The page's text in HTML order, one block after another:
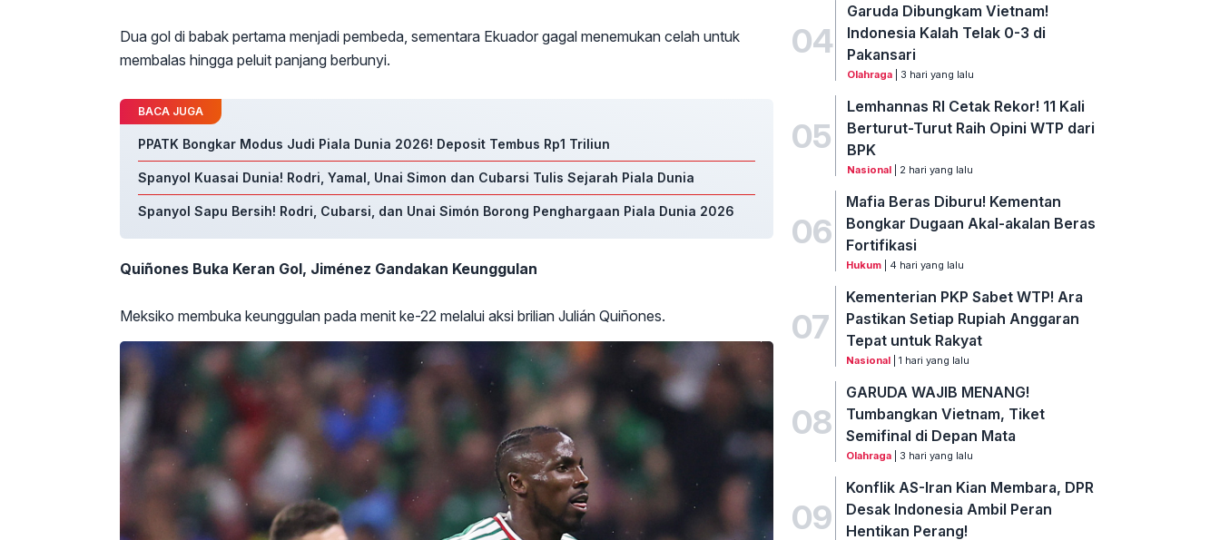
Dua gol di babak pertama menjadi pembeda, sementara Ekuador gagal menemukan celah untuk
membalas hingga peluit panjang berbunyi.
BACA JUGA
PPATK Bongkar Modus Judi Piala Dunia 2026! Deposit Tembus Rp1 Triliun
Spanyol Kuasai Dunia! Rodri, Yamal, Unai Simon dan Cubarsi Tulis Sejarah Piala Dunia
Spanyol Sapu Bersih! Rodri, Cubarsi, dan Unai Simón Borong Penghargaan Piala Dunia 2026
Quiñones Buka Keran Gol, Jiménez Gandakan Keunggulan
Meksiko membuka keunggulan pada menit ke-22 melalui aksi brilian Julián Quiñones.
04
Garuda Dibungkam Vietnam!
Indonesia Kalah Telak 0-3 di
Pakansari
Olahraga| 3 hari yang lalu
05
Lemhannas RI Cetak Rekor! 11 Kali
Berturut-Turut Raih Opini WTP dari
BPK
Nasional| 2 hari yang lalu
06
Mafia Beras Diburu! Kementan
Bongkar Dugaan Akal-akalan Beras
Fortifikasi
Hukum | 4 hari yang lalu
07
Kementerian PKP Sabet WTP! Ara
Pastikan Setiap Rupiah Anggaran
Tepat untuk Rakyat
Nasional | 1 hari yang lalu
08
GARUDA WAJIB MENANG!
Tumbangkan Vietnam, Tiket
Semifinal di Depan Mata
Olahraga | 3 hari yang lalu
09
Konflik AS-Iran Kian Membara, DPR
Desak Indonesia Ambil Peran
Hentikan Perang!